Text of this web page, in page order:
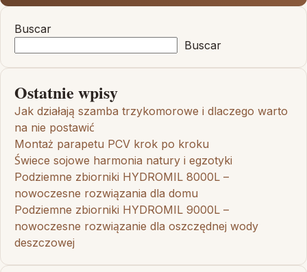
Buscar
Buscar
Ostatnie wpisy
Jak działają szamba trzykomorowe i dlaczego warto
na nie postawić
Montaż parapetu PCV krok po kroku
Świece sojowe harmonia natury i egzotyki
Podziemne zbiorniki HYDROMIL 8000L –
nowoczesne rozwiązania dla domu
Podziemne zbiorniki HYDROMIL 9000L –
nowoczesne rozwiązanie dla oszczędnej wody
deszczowej